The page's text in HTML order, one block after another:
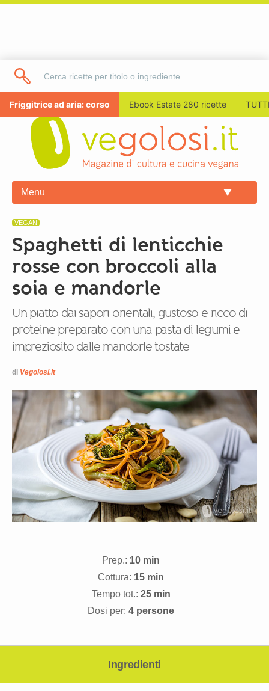
Friggitrice ad aria: corso Ebook Estate 280 ricette
Menu
VEGAN
Spaghetti di lenticchie
rosse con broccoli alla
soia e mandorle
Un piatto dai sapori orientali, gustoso e ricco di
proteine preparato con una pasta di legumi e
impreziosito dalle mandorle tostate
di Vegolosi.it
Prep.: 10 min
Cottura: 15 min
Tempo tot.: 25 min
Dosi per: 4 persone
Ingredienti